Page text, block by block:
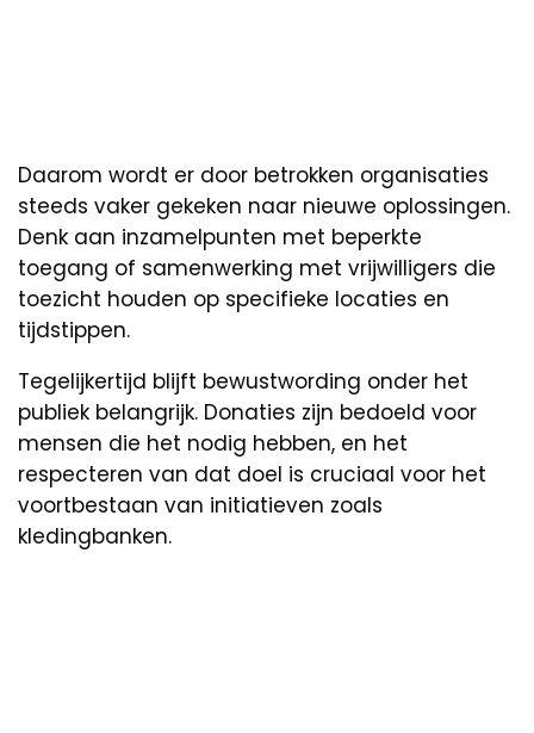
Daarom wordt er door betrokken organisaties
steeds vaker gekeken naar nieuwe oplossingen.
Denk aan inzamelpunten met beperkte
toegang of samenwerking met vrijwilligers die
toezicht houden op specifieke locaties en
tijdstippen.
Tegelijkertijd blijft bewustwording onder het
publiek belangrijk. Donaties zijn bedoeld voor
mensen die het nodig hebben, en het
respecteren van dat doel is cruciaal voor het
voortbestaan van initiatieven zoals
kledingbanken.